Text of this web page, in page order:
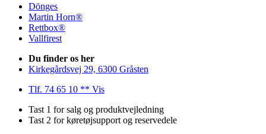
Dönges
Martin Horn®
Rettbox®
Vallfirest
Du finder os her
Kirkegårdsvej 29, 6300 Gråsten
Tlf. 74 65 10 ** Vis
Tast 1 for salg og produktvejledning
Tast 2 for køretøjsupport og reservedele